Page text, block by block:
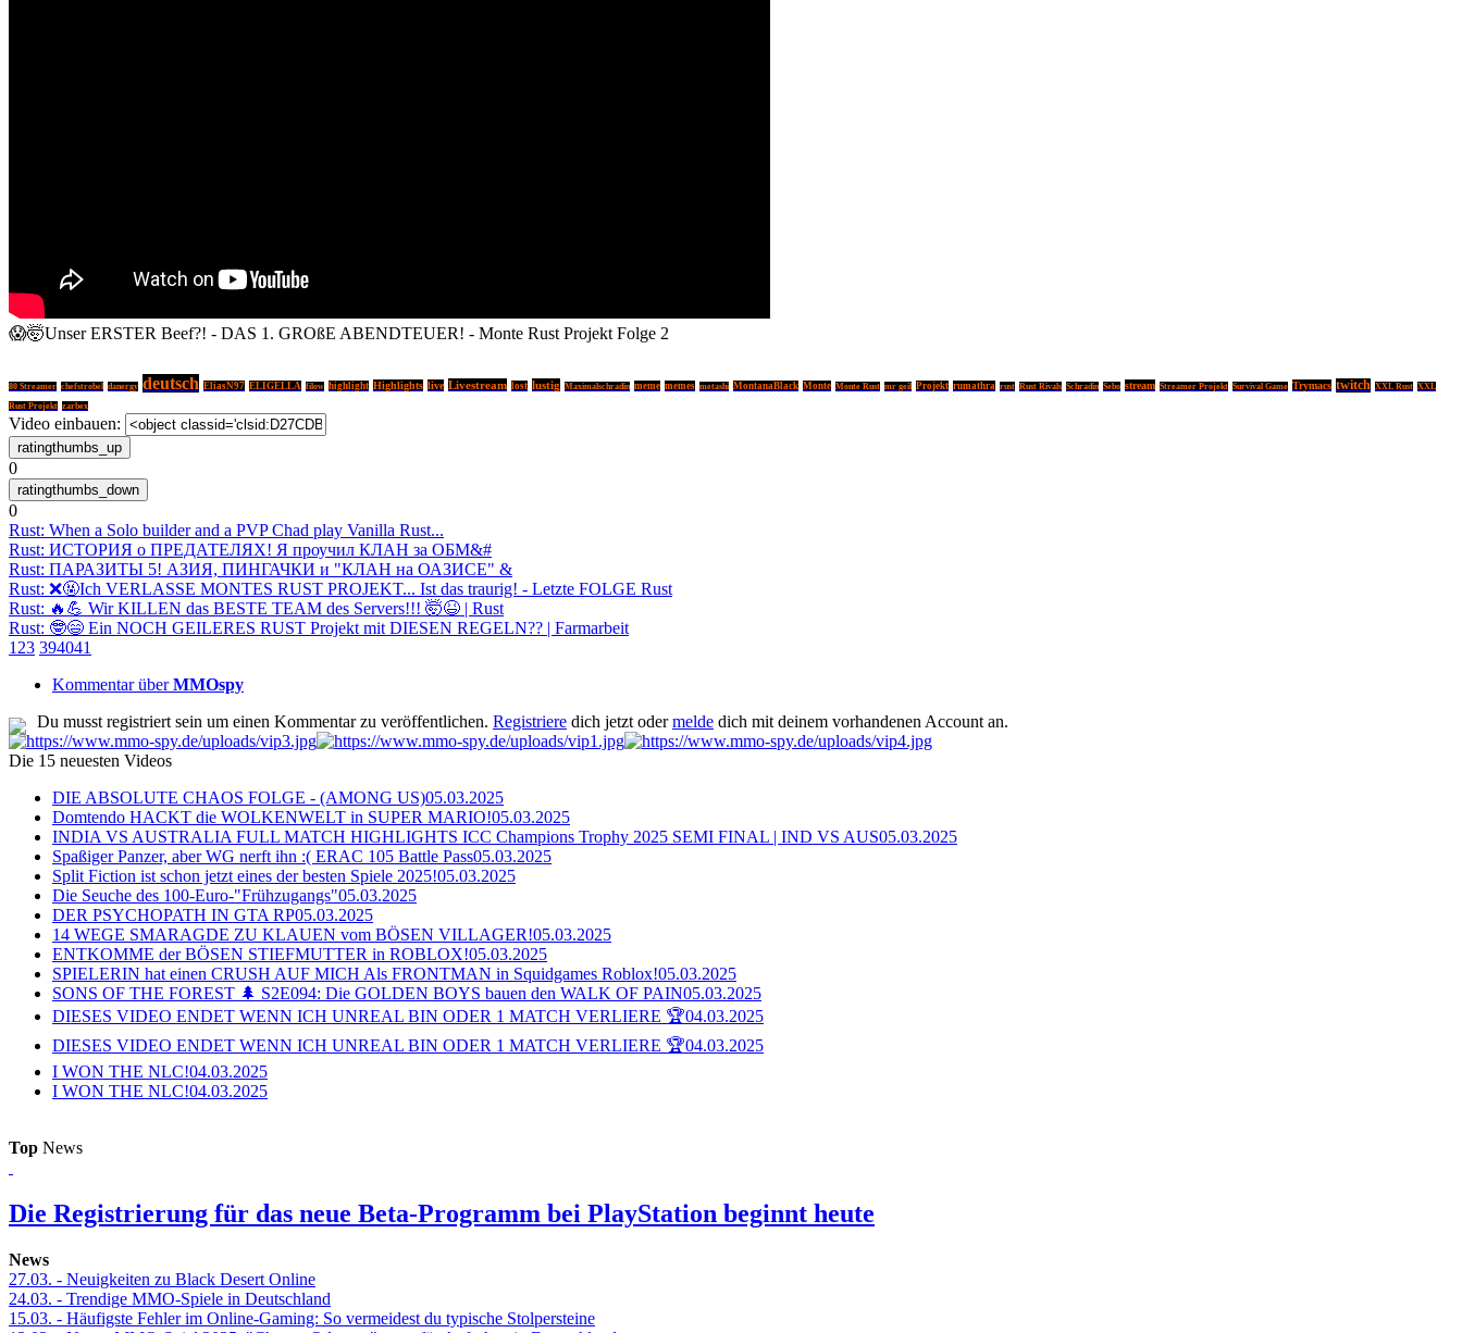
😱🤯Unser ERSTER Beef?! - DAS 1. GROßE ABENDTEUER! - Monte Rust Projekt Folge 2
80 Streamer chefstrobel danergy deutsch EliasN97 ELIGELLA filow highlight Highlights live Livestream lost lustig Maximalschradin meme memes metashi MontanaBlack Monte Monte Rust mr geil Projekt rumathra rust Rust Rivals Schradin Sebo stream Streamer Projekt Survival Game Trymacs twitch XXL Rust XXL
Rust Projekt zarbex
Video einbauen:
0
0
Rust: When a Solo builder and a PVP Chad play Vanilla Rust...
Rust: ИСТОРИЯ о ПРЕДАТЕЛЯХ! Я проучил КЛАН за ОБМ&#
Rust: ПАРАЗИТЫ 5! АЗИЯ, ПИНГАЧКИ и "КЛАН на ОАЗИСЕ" &
Rust: ❌🤬Ich VERLASSE MONTES RUST PROJEKT... Ist das traurig! - Letzte FOLGE Rust
Rust: 🔥💪 Wir KILLEN das BESTE TEAM des Servers!!! 🤯😆 | Rust
Rust: 🤓😄 Ein NOCH GEILERES RUST Projekt mit DIESEN REGELN?? | Farmarbeit
1 23 394041
Kommentar überMMOspy
Du musst registriert sein um einen Kommentar zu veröffentlichen. Registriere dich jetzt odermelde dich mit deinem vorhandenen Account an.
Die 15 neuesten Videos
DIE ABSOLUTE CHAOS FOLGE - (AMONG US)05.03.2025
Domtendo HACKT die WOLKENWELT in SUPER MARIO!05.03.2025
INDIA VS AUSTRALIA FULL MATCH HIGHLIGHTS ICC Champions Trophy 2025 SEMI FINAL | IND VS AUS05.03.2025
Spaßiger Panzer, aber WG nerft ihn :( ERAC 105 Battle Pass05.03.2025
Split Fiction ist schon jetzt eines der besten Spiele 2025!05.03.2025
Die Seuche des 100-Euro-"Frühzugangs"05.03.2025
DER PSYCHOPATH IN GTA RP05.03.2025
14 WEGE SMARAGDE ZU KLAUEN vom BÖSEN VILLAGER!05.03.2025
ENTKOMME der BÖSEN STIEFMUTTER in ROBLOX!05.03.2025
SPIELERIN hat einen CRUSH AUF MICH Als FRONTMAN in Squidgames Roblox!05.03.2025
SONS OF THE FOREST 🌲 S2E094: Die GOLDEN BOYS bauen den WALK OF PAIN05.03.2025
DIESES VIDEO ENDET WENN ICH UNREAL BIN ODER 1 MATCH VERLIERE 🏆04.03.2025
DIESES VIDEO ENDET WENN ICH UNREAL BIN ODER 1 MATCH VERLIERE 🏆04.03.2025
I WON THE NLC!04.03.2025
I WON THE NLC!04.03.2025
Top News
Die Registrierung für das neue Beta-Programm bei PlayStation beginnt heute
News
27.03. - Neuigkeiten zu Black Desert Online
24.03. - Trendige MMO-Spiele in Deutschland
15.03. - Häufigste Fehler im Online-Gaming: So vermeidest du typische Stolpersteine